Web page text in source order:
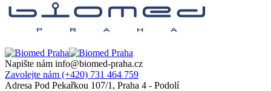
Napište nám info@biomed-praha.cz
Zavolejte nám (+420) 731 464 759
Adresa Pod Pekařkou 107/1, Praha 4 - Podolí